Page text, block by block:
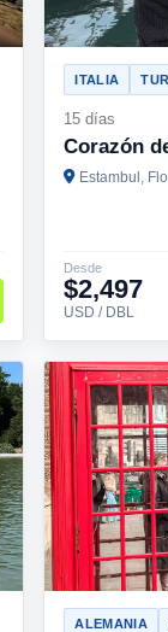
ITALIA
15 días
Corazón
Estambul,
Desde
$2,497
USD / DBL
ALEMANIA